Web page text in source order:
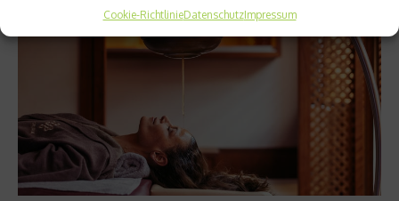
Cookie-RichtlinieDatenschutzImpressum